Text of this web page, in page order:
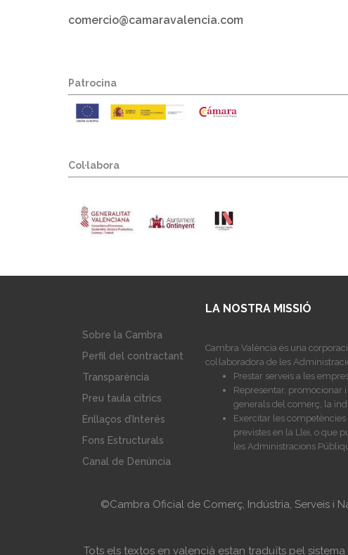
comercio@camaravalencia.com
Patrocina
Col·labora
Sobre la Cambra
Perfil del contractant
Transparència
Preu taula cítrics
Enllaços d’Interés
Fons Estructurals
Canal de Denúncia
LA NOSTRA MISSIÓ
Cambra València és una
col·laboradora de les
Prestar serveis a les
Representar, promocionar
generals del comerç, la
Exercitar les
previstes en la Llei, o que
les Administracions
©Cambra Oficial de Comerç, Indústria, Serveis i
Tots els textos en valencià estan traduïts pel